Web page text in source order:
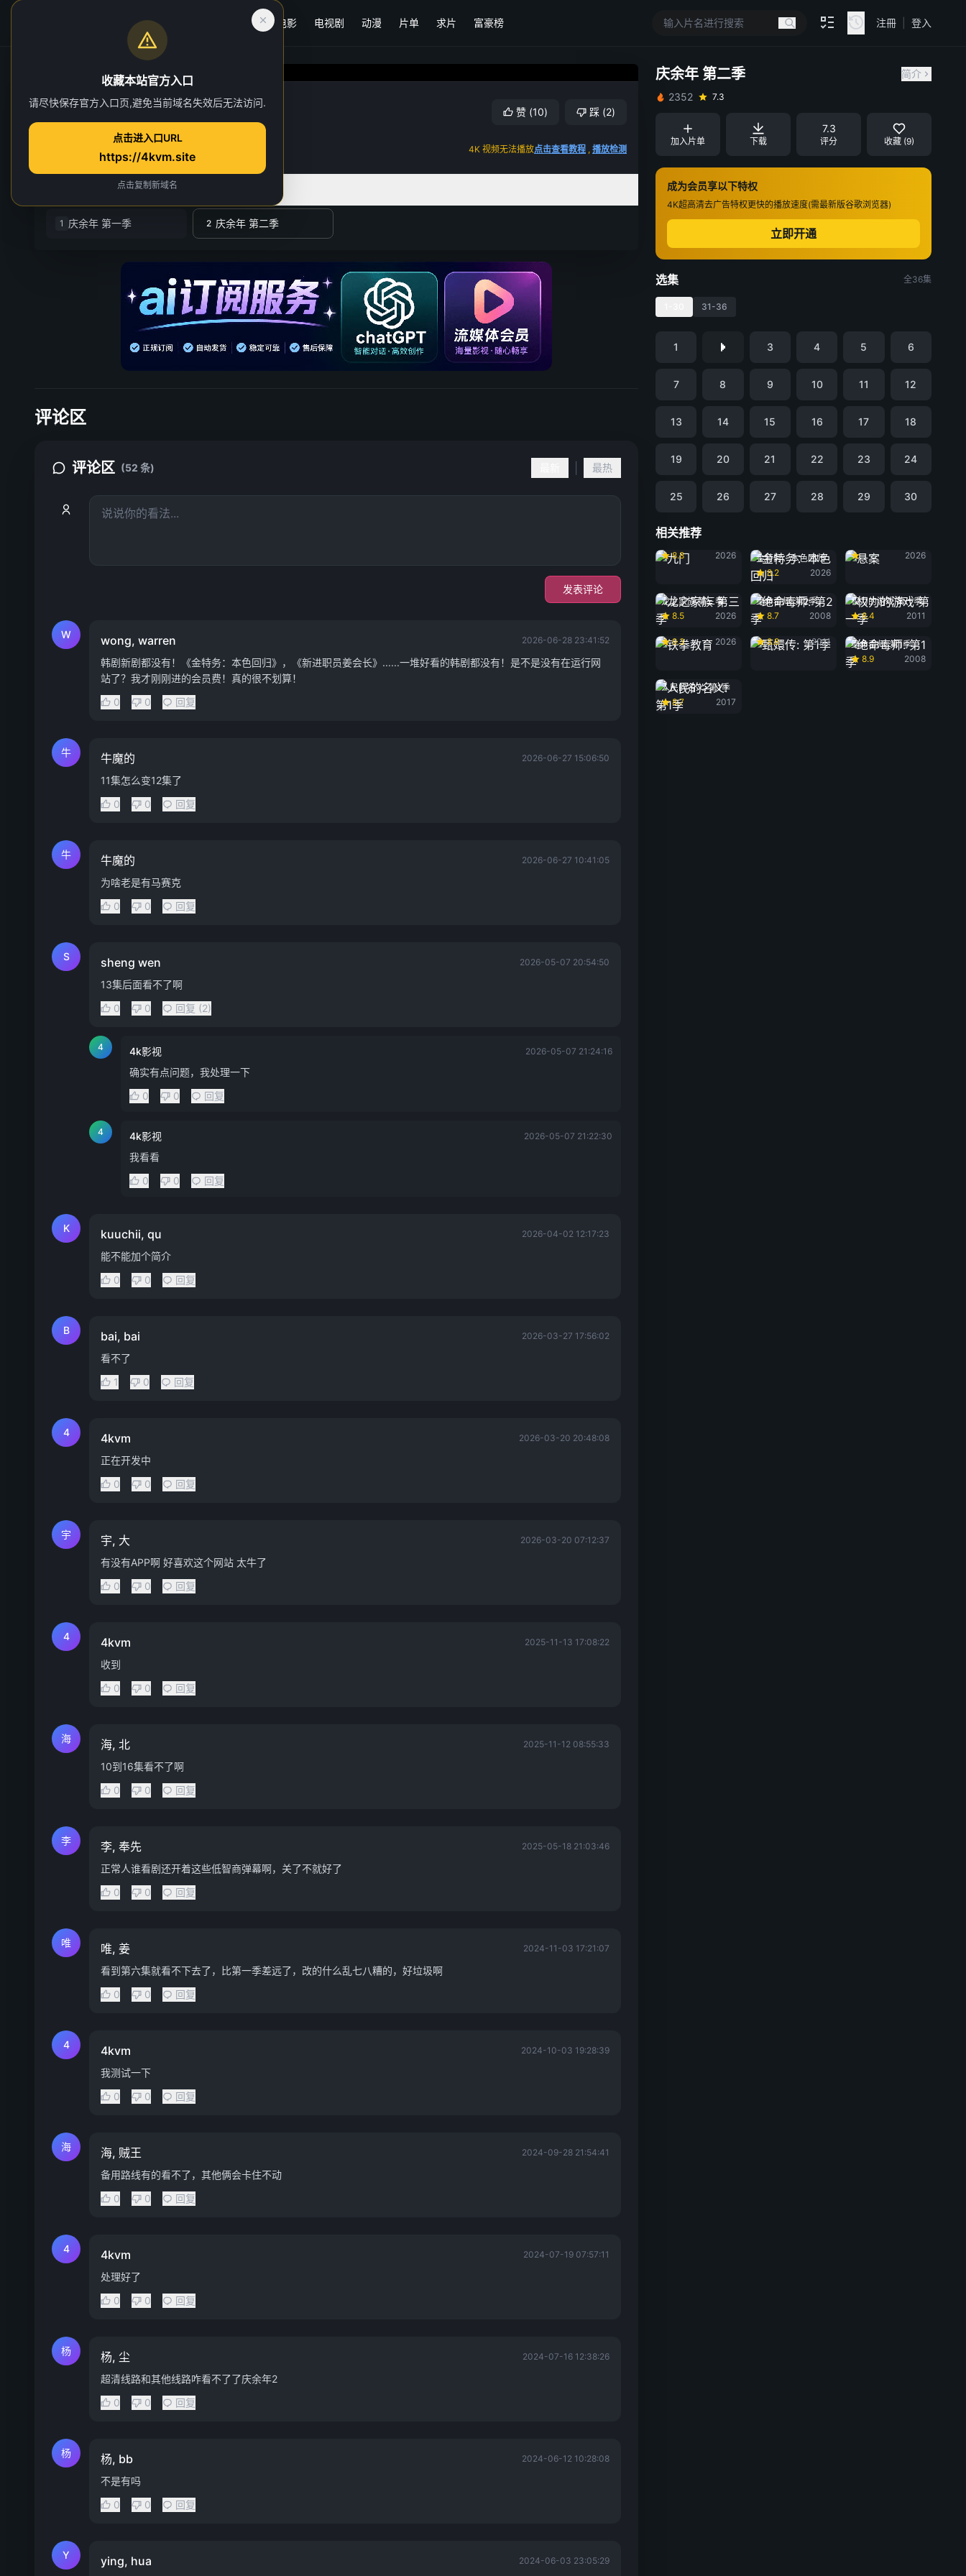
首页 电影 电视剧 动漫 片单 求片 富豪榜 注冊 登入
庆余年 第二季
第 2 集
赞 (10) 踩 (2)
4K 视频无法播放点击查看教程 , 播放检测
共 2 季
1 庆余年 第一季 2 庆余年 第二季
庆余年 第二季
简介
2352
7.3
加入片单 下载
7.3
评分 收藏 (9)
成为会员享以下特权
4K超高清去广告特权更快的播放速度(需最新版谷歌浏览器)
立即开通
选集 全36集
31-36
1 3 4 5 6
7 8 9 10 11 12
13 14 15 16 17 18
19 20 21 22 23 24
25 26 27 28 29 30
相关推荐
九门
8.8
2026
金特务：本色回归
8.2
2026
2026
龙之家族 第三季
8.5
2026
绝命毒师: 第2季
8.7
2008
权力的游戏 第一季
8.4
2011
铁拳教育
9.3
2026
甄嬛传: 第1季
8.8
2011
绝命毒师: 第1季
8.9
2008
人民的名义: 第1季
8.7
2017
评论区
评论区 (52 条) 最热
发表评论
W wong, warren 2026-06-28 23:41:52
韩剧新剧都没有！《金特务：本色回归》，《新进职员姜会长》......一堆好看的韩剧都没有！是不是没有在运行网
站了？我才刚刚进的会员费！真的很不划算！
0
0 回复
牛 牛魔的 2026-06-27 15:06:50
11集怎么变12集了
0
0 回复
牛 牛魔的 2026-06-27 10:41:05
为啥老是有马赛克
0
0 回复
S sheng wen 2026-05-07 20:54:50
13集后面看不了啊
0
0 回复 (2)
4 4k影视 2026-05-07 21:24:16
确实有点问题，我处理一下
0
0 回复
4 4k影视 2026-05-07 21:22:30
我看看
0
0 回复
K kuuchii, qu 2026-04-02 12:17:23
能不能加个简介
0
0 回复
B bai, bai 2026-03-27 17:56:02
看不了
1
0 回复
4 4kvm 2026-03-20 20:48:08
正在开发中
0
0 回复
宇 宇, 大 2026-03-20 07:12:37
有没有APP啊 好喜欢这个网站 太牛了
0
0 回复
4 4kvm 2025-11-13 17:08:22
收到
0
0 回复
海 海, 北 2025-11-12 08:55:33
10到16集看不了啊
0
0 回复
李 李, 奉先 2025-05-18 21:03:46
正常人谁看剧还开着这些低智商弹幕啊，关了不就好了
0
0 回复
唯 唯, 姜 2024-11-03 17:21:07
看到第六集就看不下去了，比第一季差远了，改的什么乱七八糟的，好垃圾啊
0
0 回复
4 4kvm 2024-10-03 19:28:39
我测试一下
0
0 回复
海 海, 贼王 2024-09-28 21:54:41
备用路线有的看不了，其他俩会卡住不动
0
0 回复
4 4kvm 2024-07-19 07:57:11
处理好了
0
0 回复
杨 杨, 尘 2024-07-16 12:38:26
超清线路和其他线路咋看不了了庆余年2
0
0 回复
杨 杨, bb 2024-06-12 10:28:08
不是有吗
0
0 回复
Y ying, hua 2024-06-03 23:05:29
收藏本站官方入口
请尽快保存官方入口页,避免当前域名失效后无法访问.
点击进入口URL
https://4kvm.site
点击复制新域名